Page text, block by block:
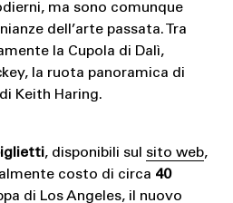
ma sono comunque
dell’arte passata. Tra
la Cupola di Dalì,
la ruota panoramica di
Keith Haring.
, disponibili sul sito web,
costo di circa 40
di Los Angeles, il nuovo